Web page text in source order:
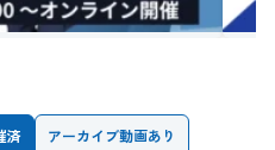
済 アーカイブ動画あり